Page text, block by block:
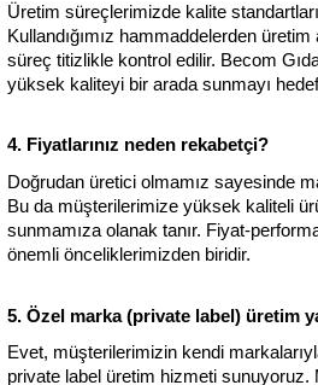
Üretim süreçlerimizde kalite
Kullandığımız hammaddelerden
süreç titizlikle kontrol edilir. Becom
yüksek kaliteyi bir arada sunmayı
4. Fiyatlarınız neden rekabetçi?
Doğrudan üretici olmamız sayesinde
Bu da müşterilerimize yüksek kaliteli
sunmamıza olanak tanır. Fiyat-
önemli önceliklerimizden biridir.
5. Özel marka (private label) üretim
Evet, müşterilerimizin kendi
private label üretim hizmeti sunuyoruz.